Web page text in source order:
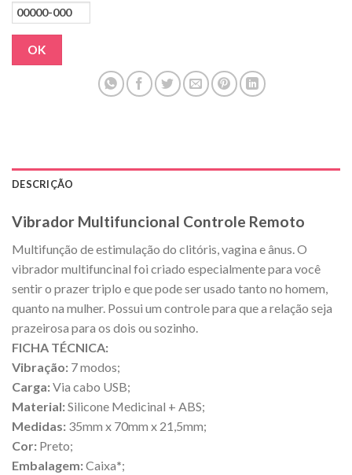
OK
DESCRIÇÃO
Vibrador Multifuncional Controle Remoto
Multifunção de estimulação do clitóris, vagina e ânus. O
vibrador multifuncinal foi criado especialmente para você
sentir o prazer triplo e que pode ser usado tanto no homem,
quanto na mulher. Possui um controle para que a relação seja
prazeirosa para os dois ou sozinho.
FICHA TÉCNICA:
Vibração: 7 modos;
Carga:Via cabo USB;
Material:Silicone Medicinal + ABS;
Medidas: 35mm x 70mm x 21,5mm;
Cor: Preto;
Embalagem:Caixa*;